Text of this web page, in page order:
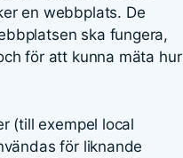
en webbplats. De
ska fungera,
för att kunna mäta hur
(till exempel local
för liknande